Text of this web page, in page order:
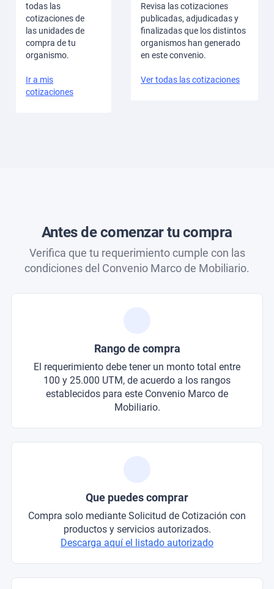
todas las
cotizaciones de
las unidades de
compra de tu
organismo.
Ir a mis
cotizaciones
Revisa las cotizaciones
publicadas, adjudicadas y
finalizadas que los distintos
organismos han generado
en este convenio.
Ver todas las cotizaciones
Antes de comenzar tu compra
Verifica que tu requerimiento cumple con las
condiciones del Convenio Marco de Mobiliario.
Rango de compra
El requerimiento debe tener un monto total entre
100 y 25.000 UTM, de acuerdo a los rangos
establecidos para este Convenio Marco de
Mobiliario.
Que puedes comprar
Compra solo mediante Solicitud de Cotización con
productos y servicios autorizados.
Descarga aquí el listado autorizado